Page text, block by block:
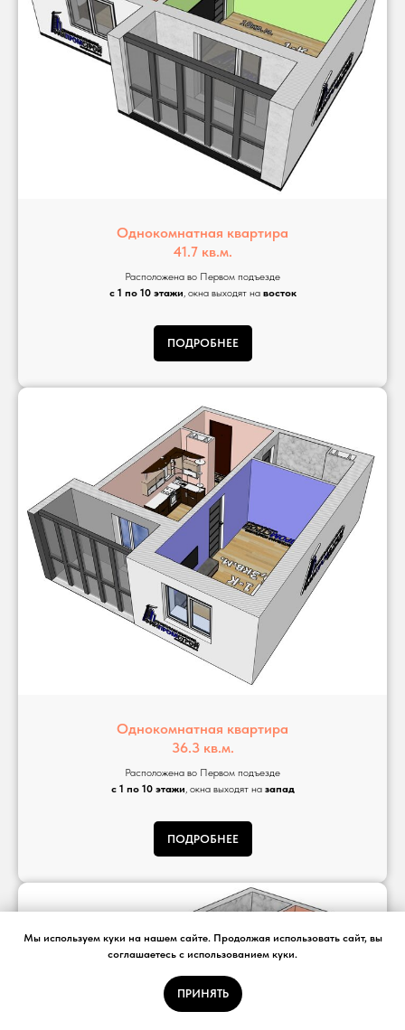
Однокомнатная квартира
41.7 кв.м.
Расположена во Первом подъезде
с 1 по 10 этажи, окна выходят на восток
ПОДРОБНЕЕ
Однокомнатная квартира
36.3 кв.м.
Расположена во Первом подъезде
с 1 по 10 этажи , окна выходят на запад
ПОДРОБНЕЕ
Мы используем куки на нашем сайте. Продолжая использовать сайт, вы
соглашаетесь с использованием куки.
ПРИНЯТЬ